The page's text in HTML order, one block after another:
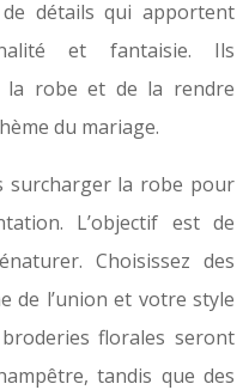
détails qui apportent
et fantaisie. Ils
la robe et de la rendre
du mariage.
surcharger la robe pour
L’objectif est de
Choisissez des
de l’union et votre style
florales seront
tandis que des